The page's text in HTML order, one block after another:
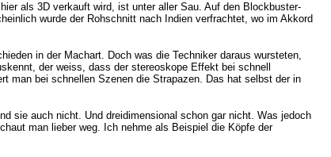
als 3D verkauft wird, ist unter aller Sau. Auf den Blockbuster-
wurde der Rohschnitt nach Indien verfrachtet, wo im Akkord
in der Machart. Doch was die Techniker daraus wursteten,
der weiss, dass der stereoskope Effekt bei schnell
man bei schnellen Szenen die Strapazen. Das hat selbst der in
sie auch nicht. Und dreidimensional schon gar nicht. Was jedoch
man lieber weg. Ich nehme als Beispiel die Köpfe der